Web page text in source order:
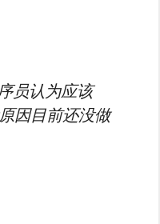
员认为应该
因目前还没做